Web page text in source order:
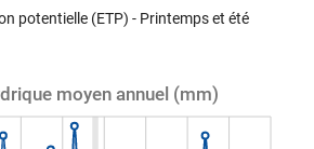
potentielle (ETP) - Printemps et été
moyen annuel (mm)